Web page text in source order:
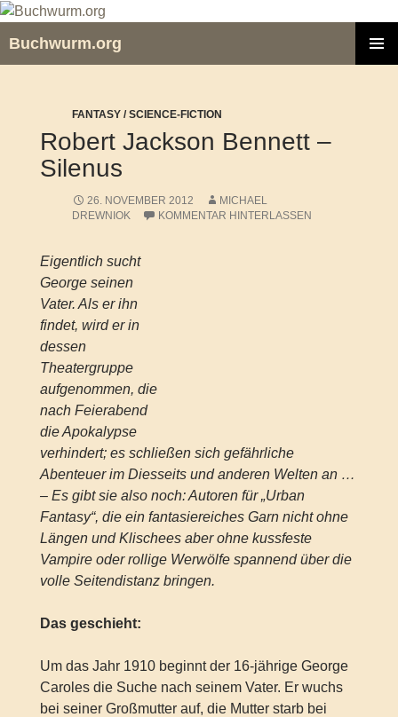
Zum
springen
Buchwurm.org
FANTASY / SCIENCE-FICTION
Robert Jackson Bennett –
Silenus
26. NOVEMBER 2012
MICHAEL
DREWNIOK
KOMMENTAR HINTERLASSEN
Eigentlich sucht
George seinen
Vater. Als er ihn
findet, wird er in
dessen
Theatergruppe
aufgenommen, die
nach Feierabend
die Apokalypse
verhindert; es schließen sich gefährliche
Abenteuer im Diesseits und anderen Welten an …
– Es gibt sie also noch: Autoren für „Urban
Fantasy“, die ein fantasiereiches Garn nicht ohne
Längen und Klischees aber ohne kussfeste
Vampire oder rollige Werwölfe spannend über die
volle Seitendistanz bringen.
Das geschieht:
Um das Jahr 1910 beginnt der 16-jährige George
Caroles die Suche nach seinem Vater. Er wuchs
bei seiner Großmutter auf, die Mutter starb bei